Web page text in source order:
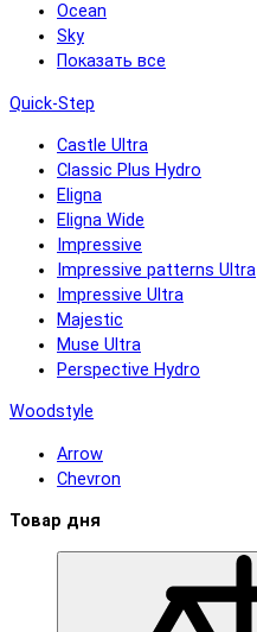
Ocean
Sky
Показать все
Quick-Step
Castle Ultra
Classic Plus Hydro
Eligna
Eligna Wide
Impressive
Impressive patterns Ultra
Impressive Ultra
Majestic
Muse Ultra
Perspective Hydro
Woodstyle
Arrow
Chevron
Товар дня